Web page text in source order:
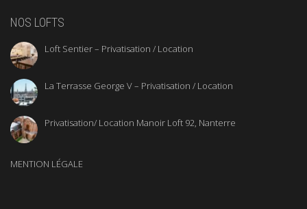
NOS LOFTS
Loft Sentier – Privatisation / Location
La Terrasse George V – Privatisation / Location
Privatisation/ Location Manoir Loft 92, Nanterre
MENTION LÉGALE